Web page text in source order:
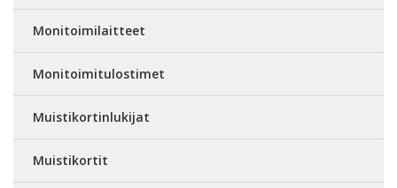
Monitoimilaitteet
Monitoimitulostimet
Muistikortinlukijat
Muistikortit